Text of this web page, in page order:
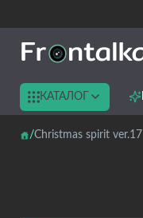
КАТАЛОГ
Christmas spirit ver.17